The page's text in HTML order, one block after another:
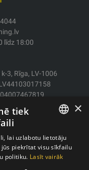
līdz 18:00
3, Rīga, LV-1006
LATVIAN
×
tiek
lai uzlabotu lietotāju
piekrītat visu sīkfailu
politiku. Lasīt vairāk